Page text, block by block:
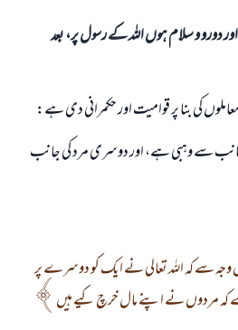
دورو و سلام ہوں اللہ کے رسول پر، بعد
كى بنا پر قواميت اور حكمرانى دى ہے:
جانب سے وہبى ہے، اور دوسرى مرد كى جانب
وجہ سے كہ اللہ تعالى نے ايك كو دوسرے پر
مردوں نے اپنے مال خرچ كيے ہيں